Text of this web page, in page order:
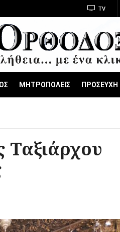
TV
ΜΗΤΡΟΠΟΛΕΙΣ ΠΡΟΣΕΥΧΗ
Ταξιάρχου